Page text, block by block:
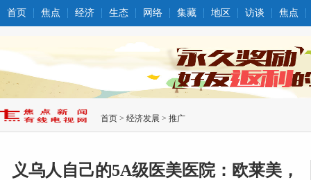
首页 焦点 经济 生态 网络 集藏 地区 访谈 焦点
首页 > 经济发展 > 推广
义乌人自己的5A级医美医院：欧莱美，